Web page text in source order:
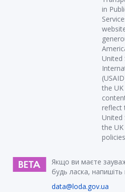
in
United
the
reflect
United
the
Якщо ви маєте
будь ласка, напишіть
data@loda.gov.ua